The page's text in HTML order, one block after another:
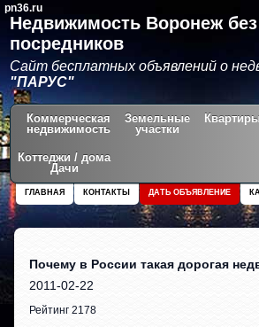
pn36.ru
Недвижимость Воронеж без
посредников
Сайт бесплатных объявлений о
"ПАРУС"
Коммерческая
недвижимость
Земельные
участки
Коттеджи / дома
Дачи
ДАТЬ ОБЪЯВЛЕНИЕ
КОНТАКТЫ
ГЛАВНАЯ
Почему в России такая дорогая
2011-02-22
Рейтинг 2178